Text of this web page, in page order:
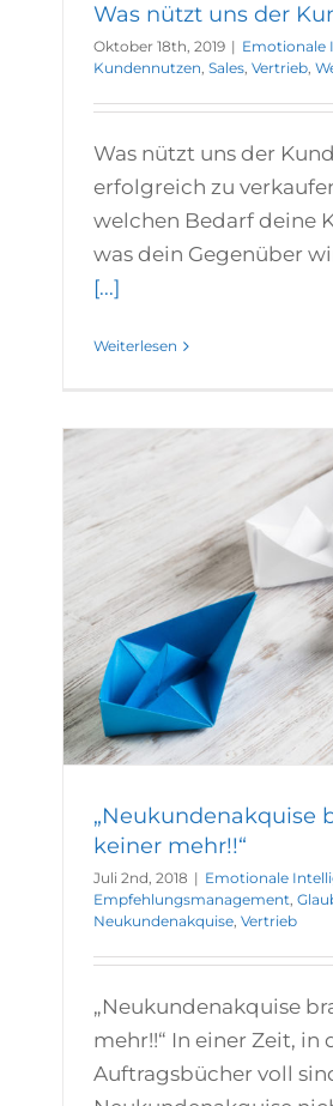
Was nützt uns der
Oktober 18th, 2019 | Emotionale
Kundennutzen, Sales, Vertrieb,
Was nützt uns der
erfolgreich zu
welchen Bedarf deine
was dein Gegenüber
[...]
Weiterlesen
„Neukundenakquise
keiner mehr!!“
Juli 2nd, 2018 | Emotionale
Empfehlungsmanagement,
Neukundenakquise, Vertrieb
„Neukundenakquise
mehr!!“ In einer Zeit, in
Auftragsbücher voll